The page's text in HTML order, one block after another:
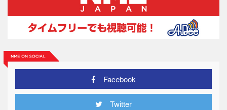
Facebook
Twitter